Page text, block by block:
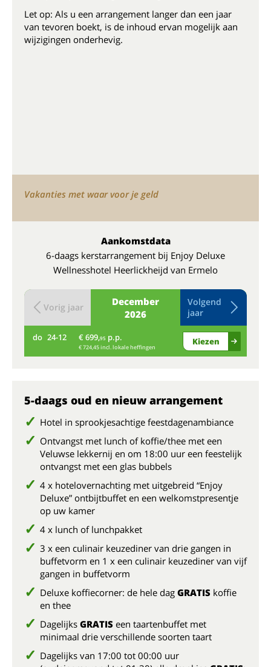
Let op: Als u een arrangement langer dan een jaar
van tevoren boekt, is de inhoud ervan mogelijk aan
wijzigingen onderhevig.
Vakanties met waar voor je geld
Aankomstdata
6-daags kerstarrangement bij Enjoy Deluxe
Wellnesshotel Heerlickheijd van Ermelo
December
2026
Vorig jaar
Volgend
jaar
do 24-12 € 699,95 p.p.
€ 724,45 incl. lokale heffingen
Kiezen
5-daags oud en nieuw arrangement
Hotel in sprookjesachtige feestdagenambiance
Ontvangst met lunch of koffie/thee met een
Veluwse lekkernij en om 18:00 uur een feestelijk
ontvangst met een glas bubbels
4 x hotelovernachting met uitgebreid “Enjoy
Deluxe” ontbijtbuffet en een welkomstpresentje
op uw kamer
4 x lunch of lunchpakket
3 x een culinair keuzediner van drie gangen in
buffetvorm en 1 x een culinair keuzediner van vijf
gangen in buffetvorm
Deluxe koffiecorner: de hele dag GRATIS koffie
en thee
Dagelijks GRATIS een taartenbuffet met
minimaal drie verschillende soorten taart
Dagelijks van 17:00 tot 00:00 uur